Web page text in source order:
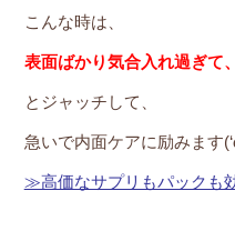
こんな時は、
表面ばかり気合入れ過ぎて
とジャッチして、
急いで内面ケアに励みます
≫高価なサプリもパックも